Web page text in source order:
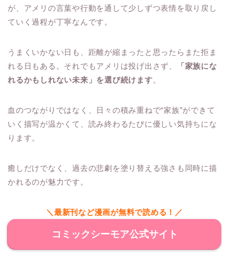
が、アメリの言葉や行動を通して少しずつ表情を取り戻し
ていく過程が丁寧なんです。
うまくいかない日も、距離が縮まったと思ったらまた拒ま
れる日もある。それでもアメリは投げ出さず、
「家族にな
れるかもしれない未来」を選び続けます。
血のつながりではなく、日々の積み重ねで“家族”ができて
いく描写が温かくて、読み終わるたびに優しい気持ちにな
ります。
癒しだけでなく、過去の悲劇を塗り替える強さも同時に描
かれるのが魅力です。
＼最新刊など漫画が無料で読める！／
コミックシーモア公式サイト